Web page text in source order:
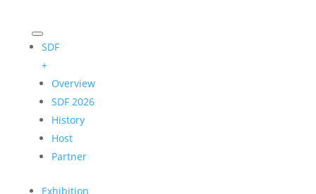
SDF
+
Overview
SDF 2026
History
Host
Partner
Exhibition